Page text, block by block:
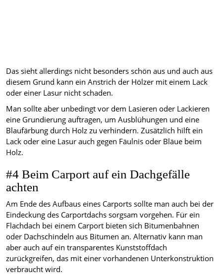
Das sieht allerdings nicht besonders schön aus und auch aus
diesem Grund kann ein Anstrich der Hölzer mit einem Lack
oder einer Lasur nicht schaden.
Man sollte aber unbedingt vor dem Lasieren oder Lackieren
eine Grundierung auftragen, um Ausblühungen und eine
Blaufärbung durch Holz zu verhindern. Zusätzlich hilft ein
Lack oder eine Lasur auch gegen Fäulnis oder Bläue beim
Holz.
#4 Beim Carport auf ein Dachgefälle
achten
Am Ende des Aufbaus eines Carports sollte man auch bei der
Eindeckung des Carportdachs sorgsam vorgehen. Für ein
Flachdach bei einem Carport bieten sich Bitumenbahnen
oder Dachschindeln aus Bitumen an. Alternativ kann man
aber auch auf ein transparentes Kunststoffdach
zurückgreifen, das mit einer vorhandenen Unterkonstruktion
verbraucht wird.